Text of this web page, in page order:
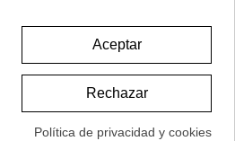
Aceptar
Rechazar
Política de privacidad y cookies